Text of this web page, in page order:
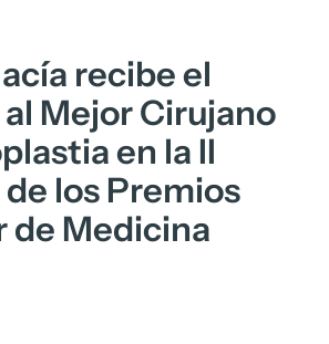
recibe el
Mejor Cirujano
en la II
los Premios
de Medicina